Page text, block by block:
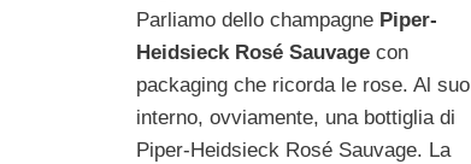
Parliamo dello champagne Piper-
Heidsieck Rosé Sauvagecon
packaging che ricorda le rose. Al suo
interno, ovviamente, una bottiglia di
Piper-Heidsieck Rosé Sauvage. La